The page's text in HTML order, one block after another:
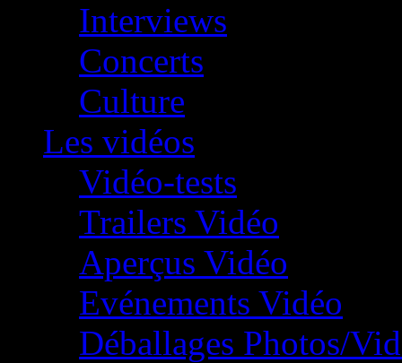
Interviews
Concerts
Culture
Les vidéos
Vidéo-tests
Trailers Vidéo
Aperçus Vidéo
Evénements Vidéo
Déballages Photos/